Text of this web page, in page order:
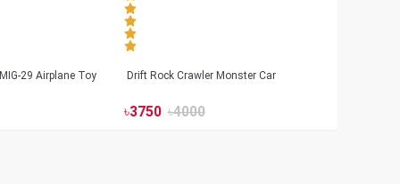
29 Airplane Toy
Drift Rock Crawler Monster Car
৳3750 ৳4000